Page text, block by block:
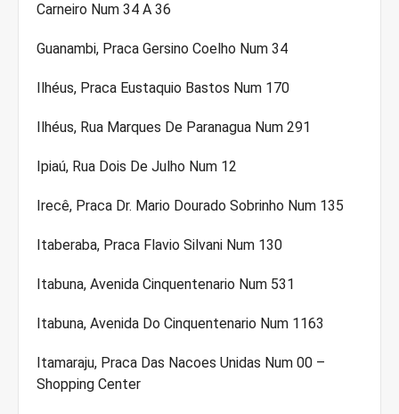
Carneiro Num 34 A 36
Guanambi, Praca Gersino Coelho Num 34
Ilhéus, Praca Eustaquio Bastos Num 170
Ilhéus, Rua Marques De Paranagua Num 291
Ipiaú, Rua Dois De Julho Num 12
Irecê, Praca Dr. Mario Dourado Sobrinho Num 135
Itaberaba, Praca Flavio Silvani Num 130
Itabuna, Avenida Cinquentenario Num 531
Itabuna, Avenida Do Cinquentenario Num 1163
Itamaraju, Praca Das Nacoes Unidas Num 00 –
Shopping Center